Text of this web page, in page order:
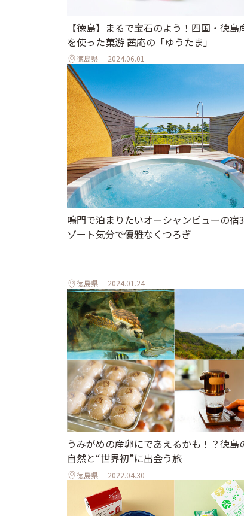
【徳島】まるで宝石のよう！四国・徳島
を使った菓游 茜庵の「ゆうたま」
徳島県 2024.06.01
鳴門で泊まりたいオーシャンビューの宿
ゾート気分で優雅なくつろぎ
徳島県 2024.01.24
うみがめの産卵にであえるかも！？徳島
自然と“世界初”に出会う旅
徳島県 2022.04.30